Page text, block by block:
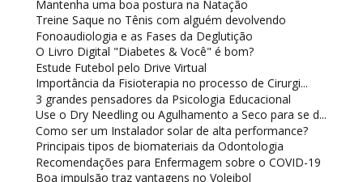
Mantenha uma boa postura na Natação
Treine Saque no Tênis com alguém devolvendo
Fonoaudiologia e as Fases da Deglutição
O Livro Digital "Diabetes & Você" é bom?
Estude Futebol pelo Drive Virtual
Importância da Fisioterapia no processo de Cirurgi...
3 grandes pensadores da Psicologia Educacional
Use o Dry Needling ou Agulhamento a Seco para se d...
Como ser um Instalador solar de alta performance?
Principais tipos de biomateriais da Odontologia
Recomendações para Enfermagem sobre o COVID-19
Boa impulsão traz vantagens no Voleibol